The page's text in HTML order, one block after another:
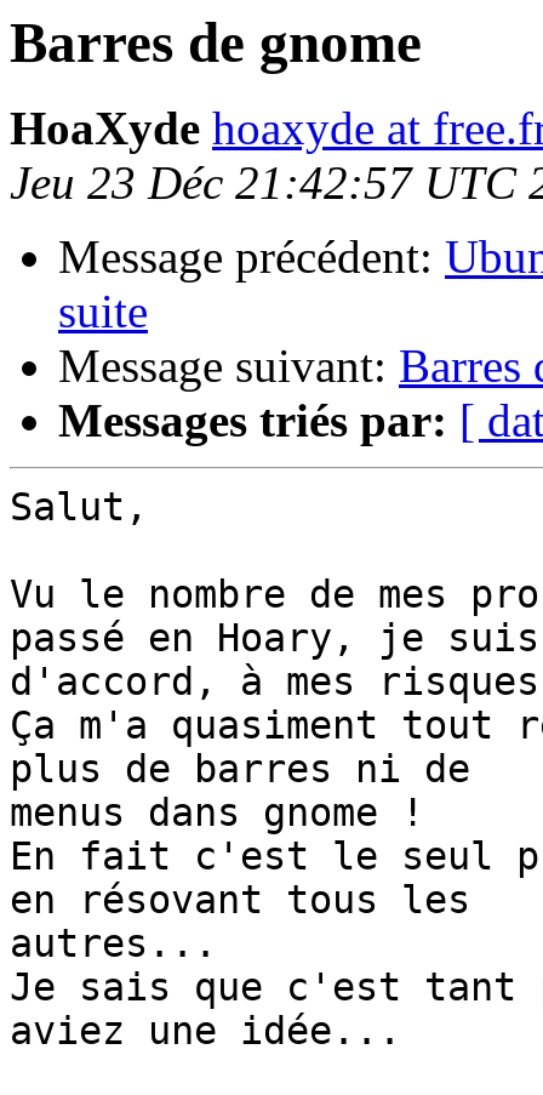
Barres de gnome
HoaXyde hoaxyde at
Jeu 23 Déc 21:42:57 UTC
Message précédent:
suite
Message suivant: Barres
Messages triés par: [
Salut,
Vu le nombre de mes
passé en Hoary, je
d'accord, à mes
Ça m'a quasiment tout
plus de barres ni de
menus dans gnome !
En fait c'est le seul
en résovant tous les
autres...
Je sais que c'est tant
aviez une idée...